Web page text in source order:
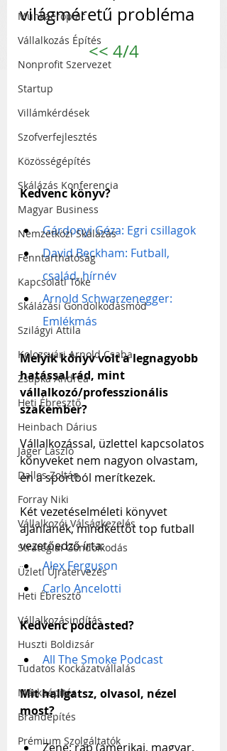
Munkaerőpiac
Vállalkozás Építés
Nonprofit Szervezet
Startup
Villámkérdések
Szofverfejlesztés
Közösségépítés
Skálázás Konferencia
Magyar Business
Nemzetközi Skálázás
Fenntarthatóság
Kapcsolati Tőke
Skálázási Gondolkodásmód
Szilágyi Attila
Kolozsvári Arnold Csaba
Zsapka Andrea
Heti Ébresztő
Heinbach Dárius
Jáger László
Dallos Zoltán
Forray Niki
Vállalkozói Válságkezelés
Stratégiai Gondolkodás
Üzleti Újratervezés
Heti Ébresztő
Vállalkozásindítás
Huszti Boldizsár
Tudatos Kockázatvállalás
Márkaépítés
Brandépítés
Prémium Szolgáltatók
világméretű probléma
<< 4/4
Kedvenc könyv?
Gárdonyi Géza: Egri csillagok
David Beckham: Futball,
család, hírnév
Arnold Schwarzenegger:
Emlékmás
Melyik könyv volt a legnagyobb
hatással rád, mint
vállalkozó/professzionális
szakember?
Vállalkozással, üzlettel kapcsolatos
könyveket nem nagyon olvastam,
én a sportból merítkezek.
Két vezetéselméleti könyvet
ajánlanék, mindkettőt top futball
vezetőedző írta:
Alex Ferguson
Carlo Ancelotti
Kedvenc podcasted?
All The Smoke Podcast
Mit hallgatsz, olvasol, nézel
most?
Zene: rap (amerikai, magyar,